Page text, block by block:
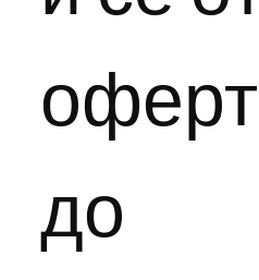
до